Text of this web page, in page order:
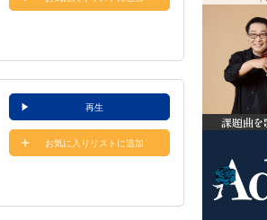
再生
お気に入りリストに追加